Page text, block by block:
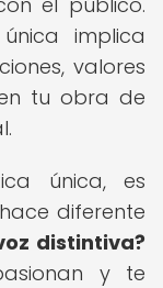
implica
valores
tu obra de
única, es
diferente
distintiva?
y te